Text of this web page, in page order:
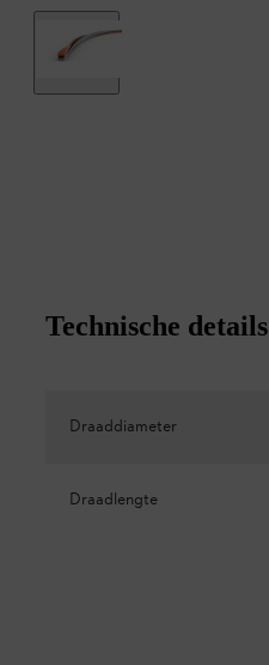
Technische details
Draaddiameter
Draadlengte